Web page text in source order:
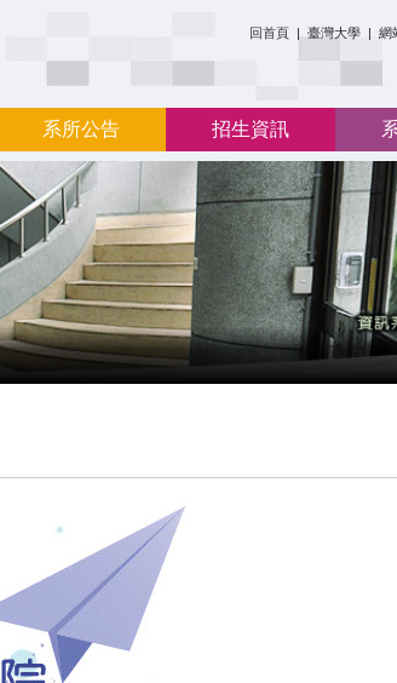
回首頁 | 臺灣大學 | 網
系所公告 招生資訊